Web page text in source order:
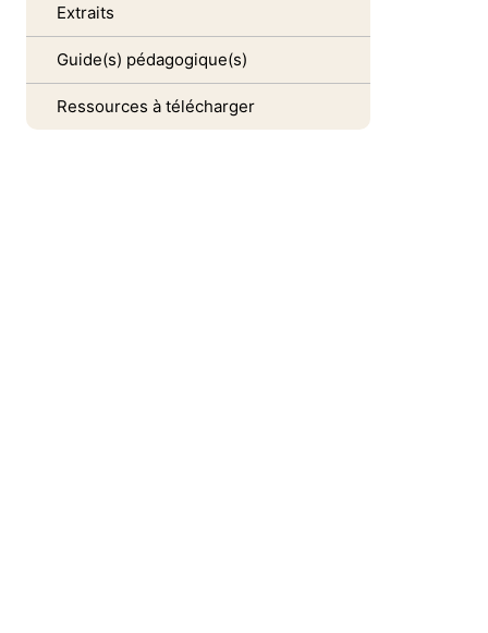
Extraits
Guide(s) pédagogique(s)
Ressources à télécharger